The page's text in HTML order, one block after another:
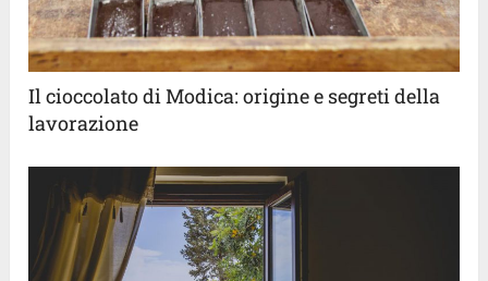
Il cioccolato di Modica: origine e segreti della
lavorazione